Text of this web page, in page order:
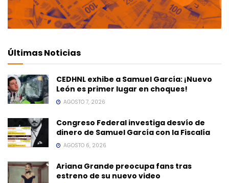
Últimas Noticias
CEDHNL exhibe a Samuel García: ¡Nuevo
León es primer lugar en choques!
AGOSTO 7, 2026
Congreso Federal investiga desvío de
dinero de Samuel García con la Fiscalía
AGOSTO 6, 2026
Ariana Grande preocupa fans tras
estreno de su nuevo video